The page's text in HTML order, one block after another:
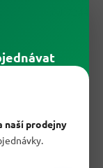
naší prodejny